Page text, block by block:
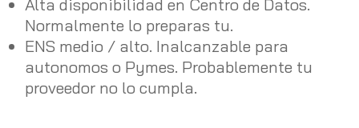
Alta disponibilidad en Centro de Datos.
Normalmente lo preparas tu.
ENS medio / alto. Inalcanzable para
autonomos o Pymes. Probablemente tu
proveedor no lo cumpla.